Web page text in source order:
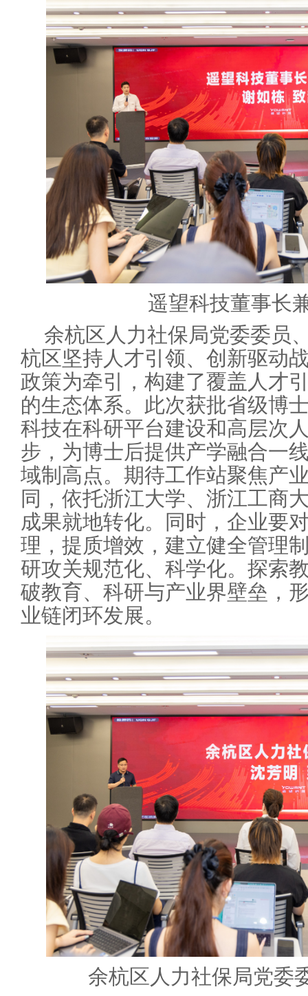
遥望科技董事长
余杭区人力社保局党委委员
杭区坚持人才引领、创新驱动
政策为牵引，构建了覆盖人才
的生态体系。此次获批省级博
科技在科研平台建设和高层次
步，为博士后提供产学融合一
域制高点。期待工作站聚焦产
同，依托浙江大学、浙江工商
成果就地转化。同时，企业要
理，提质增效，建立健全管理
研攻关规范化、科学化。探索
破教育、科研与产业界壁垒，
业链闭环发展。
余杭区人力社保局党委